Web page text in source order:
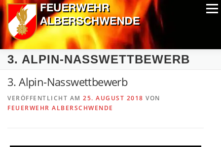
Zum
Inhalt
springen
Menü
ALPIN-NASSWETTBEWERB MITGLIEDER
AUSRÜSTUNG CHRONIK EXTRAS
3. ALPIN-NASSWETTBEWERB
3. Alpin-Nasswettbewerb
VERÖFFENTLICHT AM 25. AUGUST 2018 VON
FEUERWEHR ALBERSCHWENDE